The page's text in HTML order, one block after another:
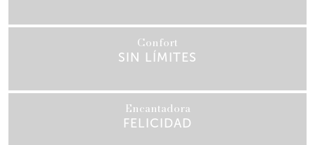
Confort
SIN LÍMITES
Encantadora
FELICIDAD